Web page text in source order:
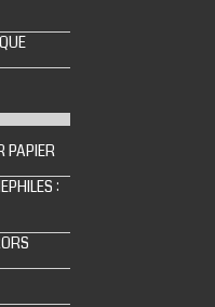
PAPIER
: